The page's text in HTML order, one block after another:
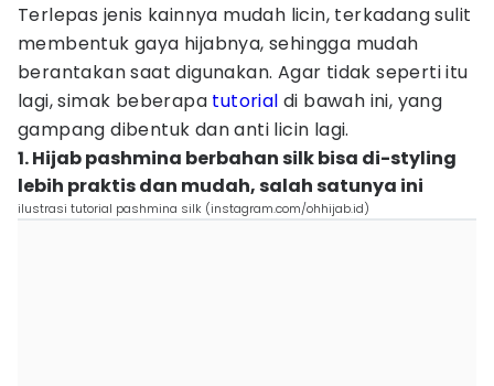
Terlepas jenis kainnya mudah licin, terkadang sulit
membentuk gaya hijabnya, sehingga mudah
berantakan saat digunakan. Agar tidak seperti itu
lagi, simak beberapa tutorial di bawah ini, yang
gampang dibentuk dan anti licin lagi.
1. Hijab pashmina berbahan silk bisa di-styling
lebih praktis dan mudah, salah satunya ini
ilustrasi tutorial pashmina silk (instagram.com/ohhijab.id)